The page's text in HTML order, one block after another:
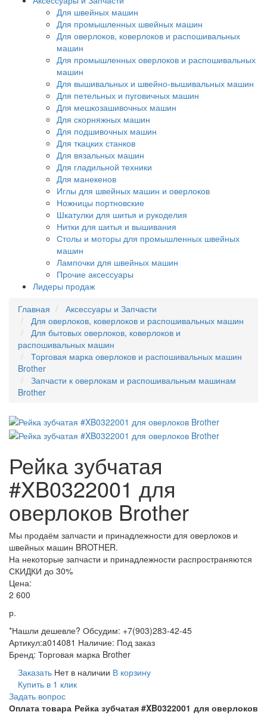
Для швейных машин
Для промышленных швейных машин
Для оверлоков, коверлоков и распошивальных
машин
Для промышленных оверлоков и распошивальных
машин
Для вышивальных и швейно-вышивальных машин
Для петельных и пуговичных машин
Для мешкозашивочных машин
Для скорняжных машин
Для подшивочных машин
Для ткацких станков
Для вязальных машин
Для гладильной техники
Для манекенов
Иглы для швейных машин и оверлоков
Ножницы портновские
Шкатулки для шитья и рукоделия
Нитки для шитья и вышивания
Столы и моторы для промышленных швейных
машин
Лампочки для швейных машин
Прочие аксессуары
Лидеры продаж
Главная
Аксессуары и Запчасти
Для оверлоков, коверлоков и распошивальных машин
Для бытовых оверлоков, коверлоков и
распошивальных машин
Торговая марка оверлоков и распошивальных машин
Brother
Запчасти к оверлокам и распошивальным машинам
Brother
Рейка зубчатая
#XB0322001 для
оверлоков Brother
Мы продаём запчасти и принадлежности для оверлоков и
швейных машин BROTHER.
На некоторые запчасти и принадлежности распространяются
СКИДКИ до 30%
Цена:
2 600
р.
*Нашли дешевле? Обсудим: +7(903)283-42-45
Артикул:a014081 Наличие: Под заказ
Бренд: Торговая марка Brother
Заказать Нет в наличии В корзину
Купить в 1 клик
Задать вопрос
Оплата товара Рейка зубчатая #XB0322001 для оверлоков